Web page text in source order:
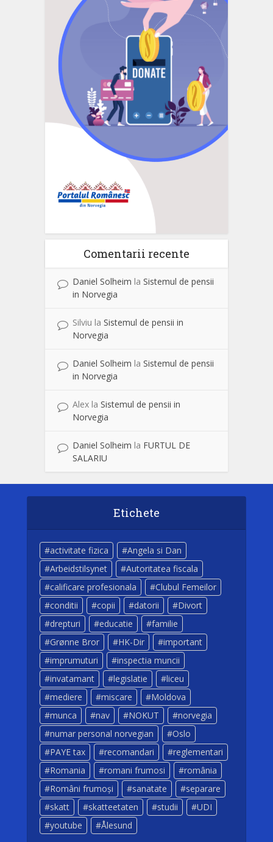
Comentarii recente
Daniel Solheim la Sistemul de pensii
in Norvegia
Silviu la Sistemul de pensii in
Norvegia
Daniel Solheim la Sistemul de pensii
in Norvegia
Alex la Sistemul de pensii in
Norvegia
Daniel Solheim la FURTUL DE
SALARIU
Etichete
activitate fizica
Angela si Dan
Arbeidstilsynet
Autoritatea fiscala
calificare profesionala
Clubul Femeilor
conditii
copii datorii
Divort
drepturi
educatie
familie
Grønne Bror
HK-Dir
important
imprumuturi
inspectia muncii
invatamant
legislatie
liceu
mediere
miscare
Moldova
munca
nav NOKUT
norvegia
numar personal norvegian
Oslo
PAYE tax
recomandari
reglementari
Romania
romani frumosi
românia
Români frumoși
sanatate
separare
skatt
skatteetaten studii
UDI
youtube
Ålesund